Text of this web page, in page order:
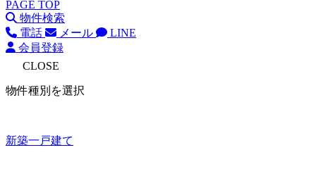
PAGE TOP
物件検索
電話
メール
LINE
会員登録
CLOSE
物件種別を選択
新築一戸建て